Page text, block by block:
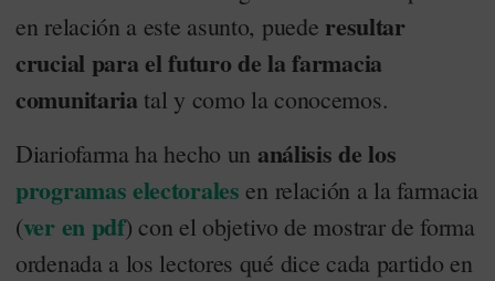
en relación a este asunto, puede resultar
crucial para el futuro de la farmacia
comunitaria tal y como la conocemos.
Diariofarma ha hecho un análisis de los
programas electorales en relación a la farmacia
(ver en pdf) con el objetivo de mostrar de forma
ordenada a los lectores qué dice cada partido en